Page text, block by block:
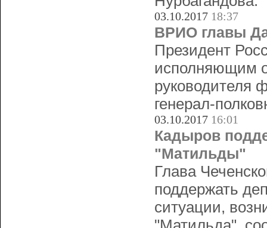
03.10.2017 18:37
ВРИО главы
Президент
исполняющим
руководителя
генерал-
03.10.2017 16:01
Кадыров
"Матильды"
Глава
поддержать
ситуации,